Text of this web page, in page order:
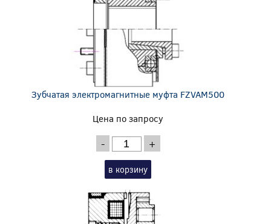
Зубчатая электромагнитные муфта FZVAM500
Цена по запросу
- +
в корзину